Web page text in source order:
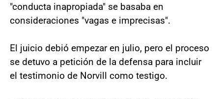
"conducta inapropiada" se basaba en
consideraciones "vagas e imprecisas".
El juicio debió empezar en julio, pero el proceso
se detuvo a petición de la defensa para incluir
el testimonio de Norvill como testigo.